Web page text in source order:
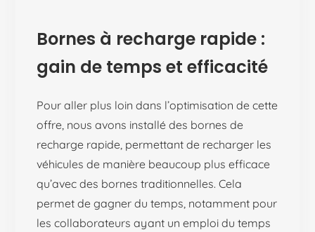
Bornes à recharge rapide :
gain de temps et efficacité
Pour aller plus loin dans l’optimisation de cette
offre, nous avons installé des bornes de
recharge rapide, permettant de recharger les
véhicules de manière beaucoup plus efficace
qu’avec des bornes traditionnelles. Cela
permet de gagner du temps, notamment pour
les collaborateurs ayant un emploi du temps